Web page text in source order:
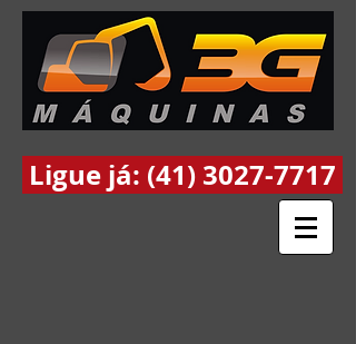
Ligue já: (41) 3027-7717